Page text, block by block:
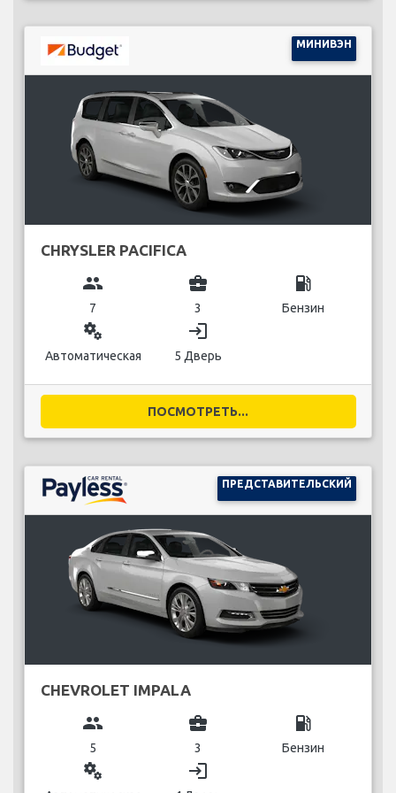
МИНИВЭН
CHRYSLER PACIFICA
group
7
business_center
3
local_gas_station
Бензин
miscellaneous_services
Автоматическая
login
5 Дверь
ПОСМОТРЕТЬ...
ПРЕДСТАВИТЕЛЬСКИЙ
CHEVROLET IMPALA
group
5
business_center
3
local_gas_station
Бензин
miscellaneous_services login